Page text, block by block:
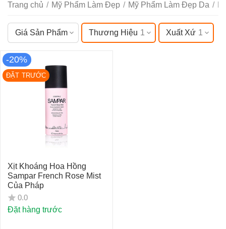
Trang chủ / Mỹ Phẩm Làm Đẹp / Mỹ Phẩm Làm Đẹp Da /
Giá Sản Phẩm Thương Hiệu 1 Xuất Xứ 1
-20%
ĐẶT TRƯỚC
Xịt Khoáng Hoa Hồng
Sampar French Rose Mist
Của Pháp
0.0
Đặt hàng trước